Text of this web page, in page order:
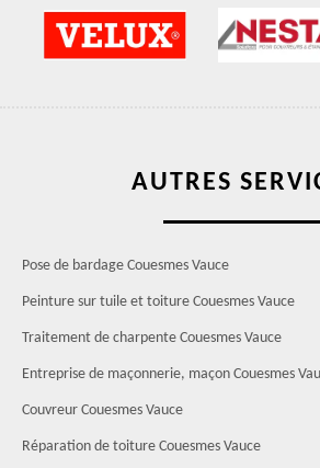
AUTRES
Pose de bardage Couesmes Vauce
Peinture sur tuile et toiture Couesmes Vauce
Traitement de charpente Couesmes Vauce
Entreprise de maçonnerie, maçon Couesmes
Couvreur Couesmes Vauce
Réparation de toiture Couesmes Vauce